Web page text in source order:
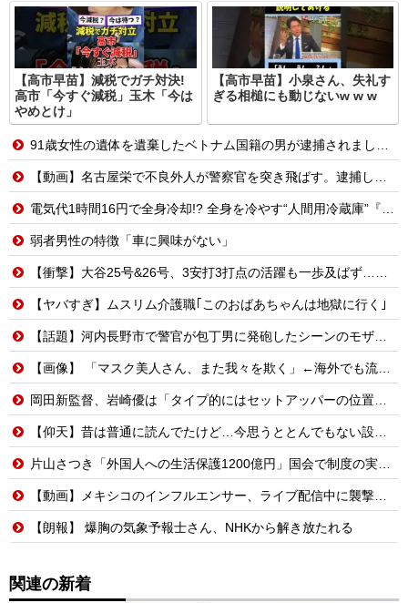
【高市早苗】減税でガチ対決!
高市「今すぐ減税」玉木「今は
やめとけ」
【高市早苗】小泉さん、失礼す
ぎる相槌にも動じないw w w
91歳女性の遺体を遺棄したベトナム国籍の男が逮捕されました #移民 #外国人
【動画】名古屋栄で不良外人が警察官を突き飛ばす。逮捕しろやｗｗｗ
電気代1時間16円で全身冷却!? 全身を冷やす“人間用冷蔵庫”『ど冷えもんBOX』→工事現場やゴルフ場で導入続々と話題
弱者男性の特徴「車に興味がない」
【衝撃】大谷25号&26号、3安打3打点の活躍も一歩及ばず…それでも希望を見出すLADファン反応集 MLB2026シーズン 8.
【ヤバすぎ】ムスリム介護職｢このおばあちゃんは地獄に行く｣
【話題】河内長野市で警官が包丁男に発砲したシーンのモザ無し映像が公開される。
【画像】 「マスク美人さん、また我々を欺く」←海外でも流行りだした結果がこちらw w w w w w w
岡田新監督、岩崎優は「タイプ的にはセットアッパーの位置が一番合うてる」←おーん
【仰天】昔は普通に読んでたけど…今思うととんでもない設定の少女漫画
片山さつき「外国人への生活保護1200億円」国会で制度の実態を追及
【動画】メキシコのインフルエンサー、ライブ配信中に襲撃されて死亡。
【朗報】 爆胸の気象予報士さん、NHKから解き放たれる
関連の新着